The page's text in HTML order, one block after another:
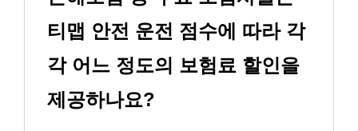
티맵 안전 운전 점수에 따라 각
각 어느 정도의 보험료 할인을
제공하나요?